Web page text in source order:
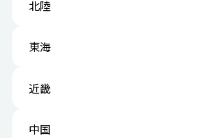
北陸
東海
近畿
中国